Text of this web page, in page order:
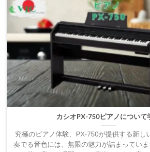
カシオPX-750ピアノについて
究極のピアノ体験、PX-750が提供する新し
奏でる音色には、無限の魅力が詰まってい